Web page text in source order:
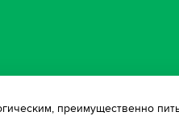
преимущественно